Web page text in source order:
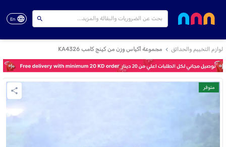
En
لوازم التخييم والحدائق مجموعة أكياس وزن من كينج كامب KA4326
متوفر